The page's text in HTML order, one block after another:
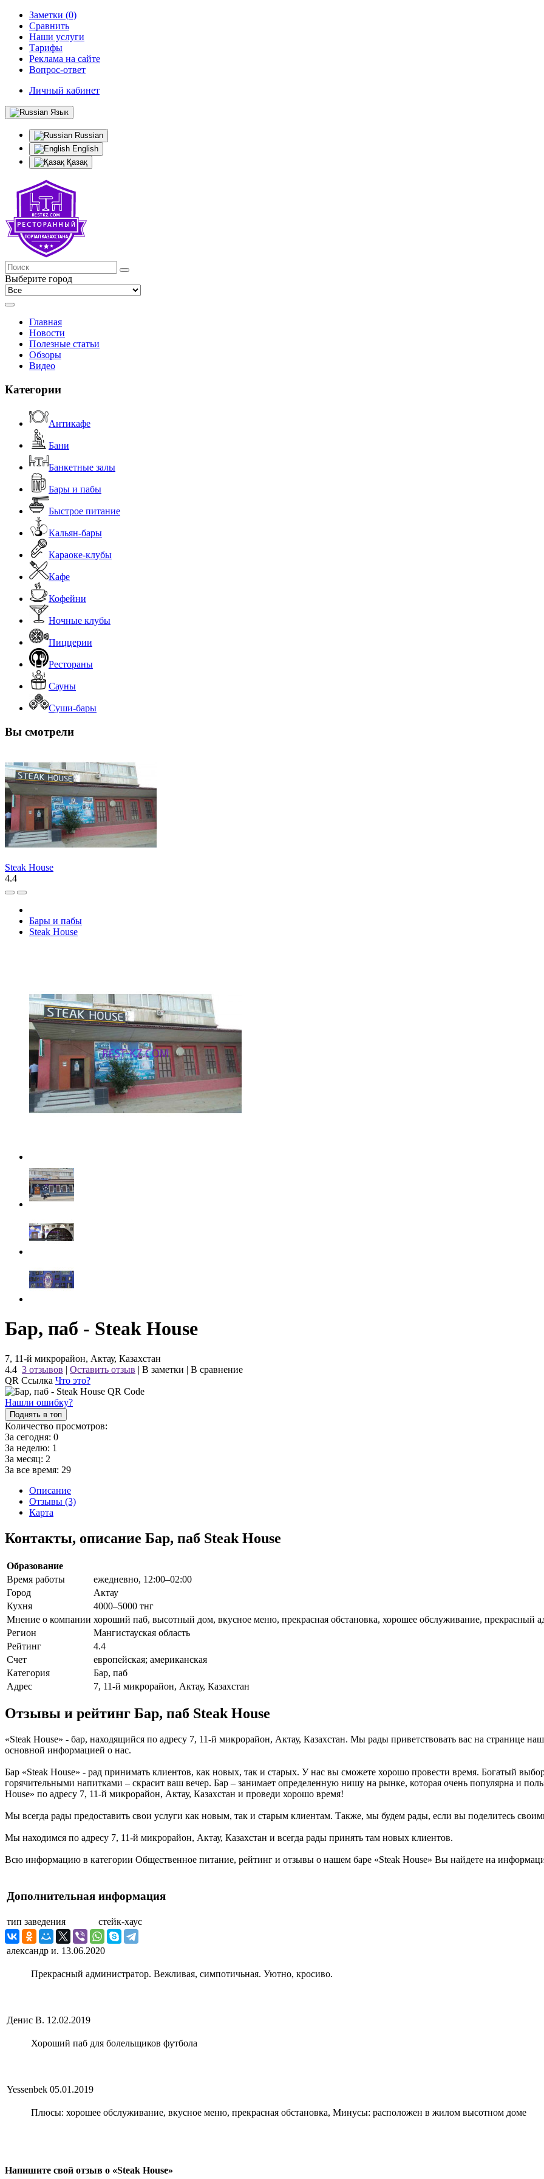
Заметки (0)
Сравнить
Наши услуги
Тарифы
Реклама на сайте
Вопрос-ответ
Личный кабинет
Язык
Russian
English
Қазақ
Выберите город
Главная
Новости
Полезные статьи
Обзоры
Видео
Категории
Антикафе
Бани
Банкетные залы
Бары и пабы
Быстрое питание
Кальян-бары
Караоке-клубы
Кафе
Кофейни
Ночные клубы
Пиццерии
Рестораны
Сауны
Суши-бары
Вы смотрели
Steak House
4.4
Бары и пабы
Steak House
Бар, паб - Steak House
7, 11-й микрорайон, Актау, Казахстан
4.4 3 отзывов | Оставить отзыв | В заметки | В сравнение
QR Ссылка Что это?
Нашли ошибку?
Поднять в топ
Количество просмотров:
За сегодня: 0
За неделю: 1
За месяц: 2
За все время: 29
Описание
Отзывы (3)
Карта
Контакты, описание Бар, паб Steak House
Образование
Время работы
ежедневно, 12:00–02:00
Город
Актау
Кухня
4000–5000 тнг
Мнение о компании хороший паб, высотный дом, вкусное меню, прекрасная обстановка, хорошее обслуживание, прекрасный
Регион
Мангистауская область
Рейтинг
4.4
Счет
европейская; американская
Категория
Бар, паб
Адрес
7, 11-й микрорайон, Актау, Казахстан
Отзывы и рейтинг Бар, паб Steak House
«Steak House» - бар, находящийся по адресу 7, 11-й микрорайон, Актау, Казахстан. Мы рады приветствовать вас на странице
основной информацией о нас.
Бар «Steak House» - рад принимать клиентов, как новых, так и старых. У нас вы сможете хорошо провести время. Богатый
горячительными напитками – скрасит ваш вечер. Бар – занимает определенную нишу на рынке, которая очень популярна и
House» по адресу 7, 11-й микрорайон, Актау, Казахстан и проведи хорошо время!
Мы всегда рады предоставить свои услуги как новым, так и старым клиентам. Также, мы будем рады, если вы поделитесь
Мы находимся по адресу 7, 11-й микрорайон, Актау, Казахстан и всегда рады принять там новых клиентов.
Всю информацию в категории Общественное питание, рейтинг и отзывы о нашем баре «Steak House» Вы найдете на
Дополнительная информация
тип заведения стейк-хаус
александр и. 13.06.2020
Прекрасный администратор. Вежливая, симпотичьная. Уютно, кросиво.
Денис В. 12.02.2019
Хороший паб для болельщиков футбола
Yessenbek 05.01.2019
Плюсы: хорошее обслуживание, вкусное меню, прекрасная обстановка, Минусы: расположен в жилом высотном доме
Напишите свой отзыв о «Steak House»